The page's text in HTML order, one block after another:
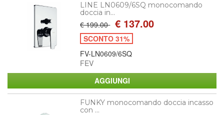
LINE LN0609/6SQ monocomando
doccia in...
€ 199.00 € 137.00
SCONTO 31%
FV-LN0609/6SQ
FEV
FUNKY monocomando doccia incasso
con ...